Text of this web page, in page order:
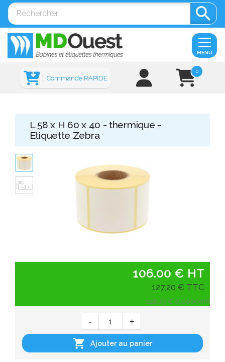

0
Commande RAPIDE
MENU
L 58 x H 60 x 40 - thermique -
Etiquette Zebra
106.00 € HT
127,20 € TTC
(116,23 € 0.000000)
 Ajouter au panier